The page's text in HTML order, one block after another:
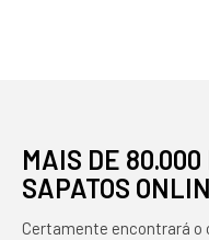
MAIS DE
SAPATOS
Certamente encontrará o